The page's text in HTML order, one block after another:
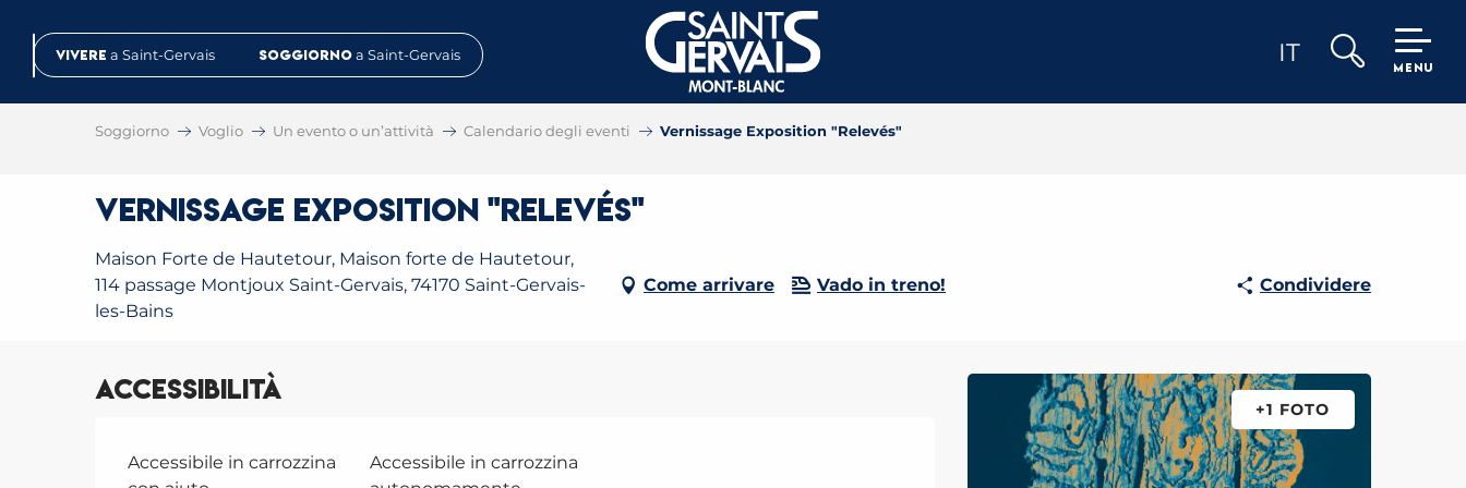
contenu
IT
Vivere a Saint-Gervais Soggiorno a Saint-Gervais
MENU
Soggiorno Voglio Un evento o un’attività Calendario degli eventi Vernissage Exposition "Relevés"
Vernissage Exposition "Relevés"
Maison Forte de Hautetour, Maison forte de Hautetour,
114 passage Montjoux Saint-Gervais, 74170 Saint-Gervais-
les-Bains
Come arrivare Vado in treno! Condividere
+1 FOTO
Accessibilità
Accessibile in carrozzina
Accessibile in carrozzina